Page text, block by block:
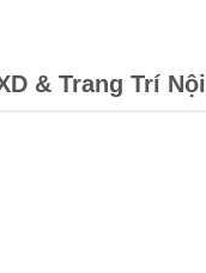
& Trang Trí